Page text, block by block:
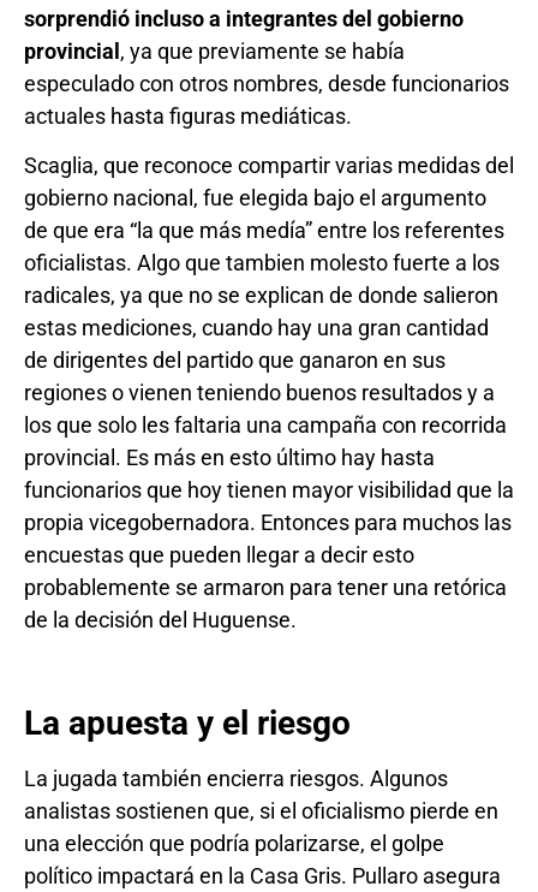
sorprendió incluso a integrantes del gobierno
provincial, ya que previamente se había
especulado con otros nombres, desde funcionarios
actuales hasta figuras mediáticas.
Scaglia, que reconoce compartir varias medidas del
gobierno nacional, fue elegida bajo el argumento
de que era “la que más medía” entre los referentes
oficialistas. Algo que tambien molesto fuerte a los
radicales, ya que no se explican de donde salieron
estas mediciones, cuando hay una gran cantidad
de dirigentes del partido que ganaron en sus
regiones o vienen teniendo buenos resultados y a
los que solo les faltaria una campaña con recorrida
provincial. Es más en esto último hay hasta
funcionarios que hoy tienen mayor visibilidad que la
propia vicegobernadora. Entonces para muchos las
encuestas que pueden llegar a decir esto
probablemente se armaron para tener una retórica
de la decisión del Huguense.
La apuesta y el riesgo
La jugada también encierra riesgos. Algunos
analistas sostienen que, si el oficialismo pierde en
una elección que podría polarizarse, el golpe
político impactará en la Casa Gris. Pullaro asegura